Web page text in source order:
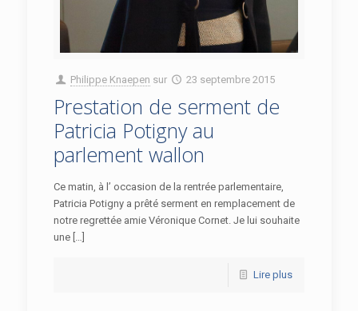
Philippe Knaepen sur 23 septembre 2015
Prestation de serment de
Patricia Potigny au
parlement wallon
Ce matin, à l’ occasion de la rentrée parlementaire,
Patricia Potigny a prêté serment en remplacement de
notre regrettée amie Véronique Cornet. Je lui souhaite
une […]
Lire plus